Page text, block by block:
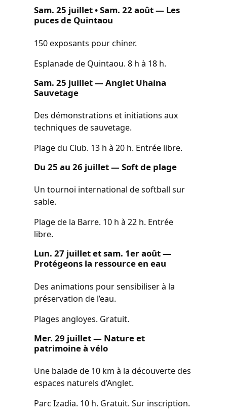
Sam. 25 juillet • Sam. 22 août — Les
puces de Quintaou
150 exposants pour chiner.
Esplanade de Quintaou. 8 h à 18 h.
Sam. 25 juillet — Anglet Uhaina
Sauvetage
Des démonstrations et initiations aux
techniques de sauvetage.
Plage du Club. 13 h à 20 h. Entrée libre.
Du 25 au 26 juillet — Soft de plage
Un tournoi international de softball sur
sable.
Plage de la Barre. 10 h à 22 h. Entrée
libre.
Lun. 27 juillet et sam. 1er août —
Protégeons la ressource en eau
Des animations pour sensibiliser à la
préservation de l’eau.
Plages angloyes. Gratuit.
Mer. 29 juillet — Nature et
patrimoine à vélo
Une balade de 10 km à la découverte des
espaces naturels d’Anglet.
Parc Izadia. 10 h. Gratuit. Sur inscription.